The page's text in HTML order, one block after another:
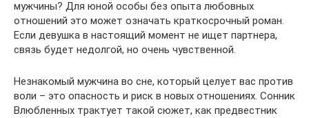
мужчины? Для юной особы без опыта любовных
отношений это может означать краткосрочный роман.
Если девушка в настоящий момент не ищет партнера,
связь будет недолгой, но очень чувственной.
Незнакомый мужчина во сне, который целует вас против
воли – это опасность и риск в новых отношениях. Сонник
Влюбленных трактует такой сюжет, как предвестник